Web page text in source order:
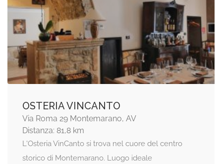
OSTERIA VINCANTO
Via Roma 29 Montemarano, AV
Distanza: 81,8 km
L'Osteria VinCanto si trova nel cuore del centro
storico di Montemarano. Luogo ideale